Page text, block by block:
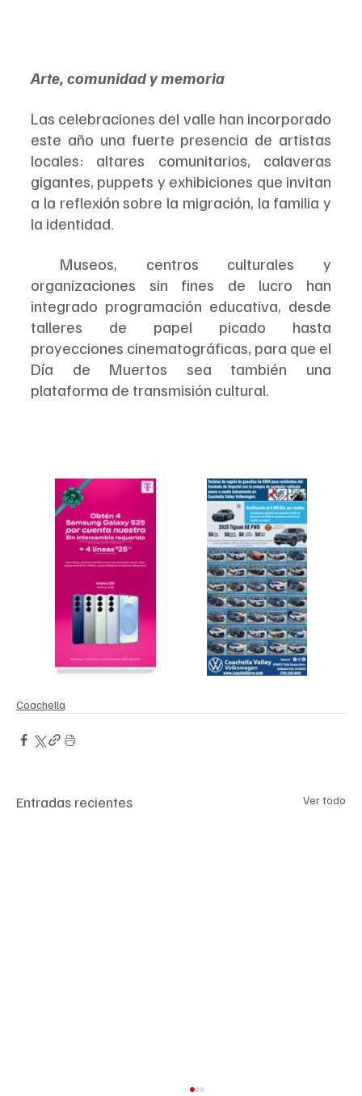
Arte, comunidad y memoria
Las celebraciones del valle han incorporado
este año una fuerte presencia de artistas
locales: altares comunitarios, calaveras
gigantes, puppets y exhibiciones que invitan
a la reflexión sobre la migración, la familia y
la identidad.
organizaciones sin fines de lucro han
integrado programación educativa, desde
talleres de papel picado hasta
proyecciones cinematográficas, para que el
Día de Muertos sea también una
plataforma de transmisión cultural.
Coachella
Entradas recientes Ver todo